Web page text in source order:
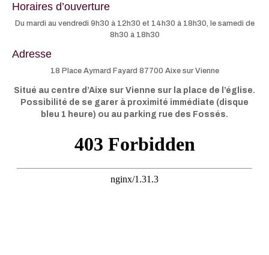
Horaires d’ouverture
Du mardi au vendredi 9h30 à 12h30 et 14h30 à 18h30, le samedi de
8h30 à 18h30
Adresse
18 Place Aymard Fayard 87700 Aixe sur Vienne
Situé au centre d’Aixe sur Vienne sur la place de l’église.
Possibilité de se garer à proximité immédiate (disque
bleu 1 heure) ou au parking rue des Fossés.